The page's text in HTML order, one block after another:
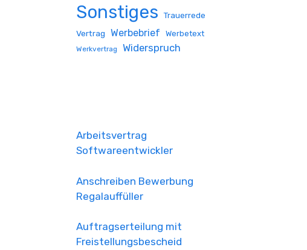
Sonstiges
Trauerrede
Vertrag
Werbebrief Werbetext
Werkvertrag Widerspruch
Arbeitsvertrag
Softwareentwickler
Anschreiben Bewerbung
Regalauffüller
Auftragserteilung mit
Freistellungsbescheid